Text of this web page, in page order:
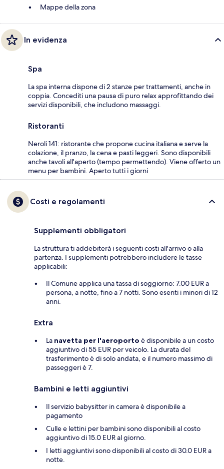
Mappe della zona
In evidenza
Spa
La spa interna dispone di 2 stanze per trattamenti, anche in
coppia. Concediti una pausa di puro relax approfittando dei
servizi disponibili, che includono massaggi.
Ristoranti
Neroli 141: ristorante che propone cucina italiana e serve la
colazione, il pranzo, la cena e pasti leggeri. Sono disponibili
anche tavoli all'aperto (tempo permettendo). Viene offerto un
menu per bambini. Aperto tutti i giorni
Costi e regolamenti
Supplementi obbligatori
La struttura ti addebiterà i seguenti costi all'arrivo o alla
partenza. I supplementi potrebbero includere le tasse
applicabili:
Il Comune applica una tassa di soggiorno: 7.00 EUR a
persona, a notte, fino a 7 notti. Sono esenti i minori di 12
anni.
Extra
La navetta per l'aeroporto è disponibile a un costo
aggiuntivo di 55 EUR per veicolo. La durata del
trasferimento è di solo andata, e il numero massimo di
passeggeri è 7.
Bambini e letti aggiuntivi
Il servizio babysitter in camera è disponibile a
pagamento
Culle e lettini per bambini sono disponibili al costo
aggiuntivo di 15.0 EUR al giorno.
I letti aggiuntivi sono disponibili al costo di 30.0 EUR a
notte.